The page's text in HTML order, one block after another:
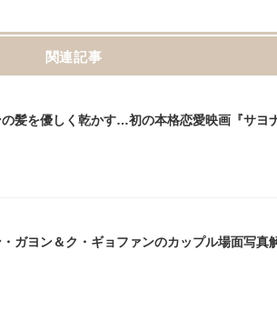
関連記事
髪を優しく乾かす…初の本格恋愛映画『サヨ
ガヨン＆ク・ギョファンのカップル場面写真